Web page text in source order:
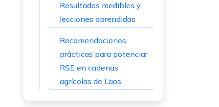
Resultados medibles y
lecciones aprendidas
Recomendaciones
prácticas para potenciar
RSE en cadenas
agrícolas de Laos